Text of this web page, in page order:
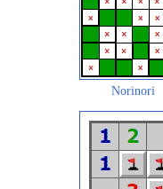
Norinori